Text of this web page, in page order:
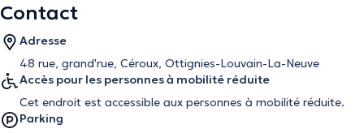
Contact
Adresse
48 rue, grand'rue, Céroux, Ottignies-Louvain-La-Neuve
Accès pour les personnes à mobilité réduite
Cet endroit est accessible aux personnes à mobilité réduite.
Parking